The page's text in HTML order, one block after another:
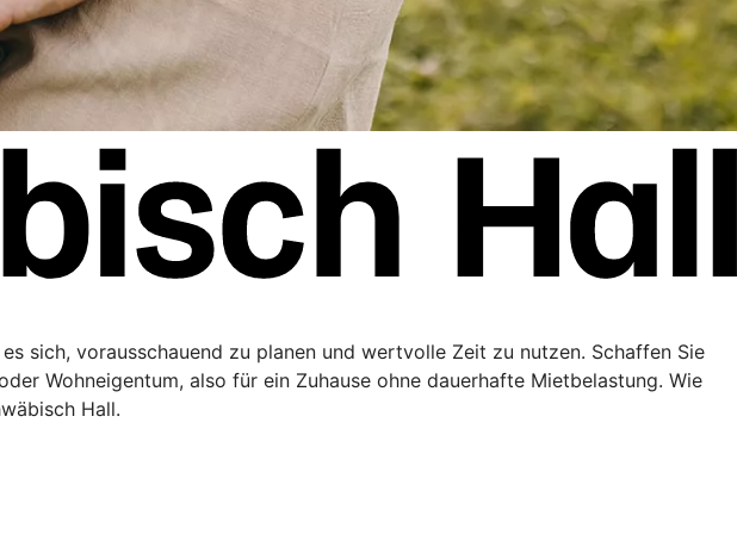
sich, vorausschauend zu planen und wertvolle Zeit zu nutzen. Schaffen Sie
Wohneigentum, also für ein Zuhause ohne dauerhafte Mietbelastung. Wie
Hall.